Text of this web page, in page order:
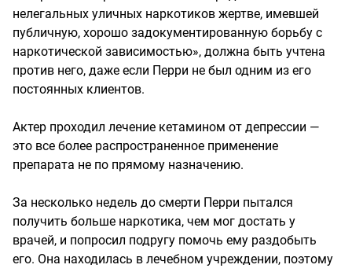
нелегальных уличных наркотиков жертве, имевшей
публичную, хорошо задокументированную борьбу с
наркотической зависимостью», должна быть учтена
против него, даже если Перри не был одним из его
постоянных клиентов.
Актер проходил лечение кетамином от депрессии —
это все более распространенное применение
препарата не по прямому назначению.
За несколько недель до смерти Перри пытался
получить больше наркотика, чем мог достать у
врачей, и попросил подругу помочь ему раздобыть
его. Она находилась в лечебном учреждении, поэтому